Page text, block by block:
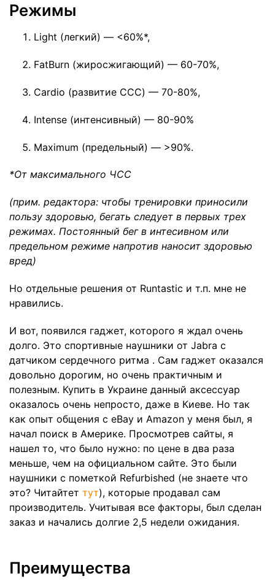
Режимы
Light (легкий) — <60%*,
FatBurn (жиросжигающий) — 60-70%,
Cardio (развитие ССС) — 70-80%,
Intense (интенсивный) — 80-90%
Maximum (предельный) — >90%.
*От максимального ЧСС
(прим. редактора: чтобы тренировки приносили
пользу здоровью, бегать следует в первых трех
режимах. Постоянный бег в интесивном или
предельном режиме напротив наносит здоровью
вред)
Но отдельные решения от Runtastic и т.п. мне не
нравились.
И вот, появился гаджет, которого я ждал очень
долго. Это спортивные наушники от Jabra с
датчиком сердечного ритма . Сам гаджет оказался
довольно дорогим, но очень практичным и
полезным. Купить в Украине данный аксессуар
оказалось очень непросто, даже в Киеве. Но так
как опыт общения с eBay и Amazon у меня был, я
начал поиск в Америке. Просмотрев сайты, я
нашел то, что было нужно: по цене в два раза
меньше, чем на официальном сайте. Это были
наушники с пометкой Refurbished (не знаете что
это? Читайтет тут), которые продавал сам
производитель. Учитывая все факторы, был сделан
заказ и начались долгие 2,5 недели ожидания.
Преимущества